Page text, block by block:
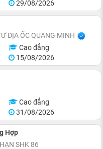
29/08/2026
ĐỊA ỐC QUANG MINH
Cao đẳng
15/08/2026
Cao đẳng
31/08/2026
Hợp
SHK 86